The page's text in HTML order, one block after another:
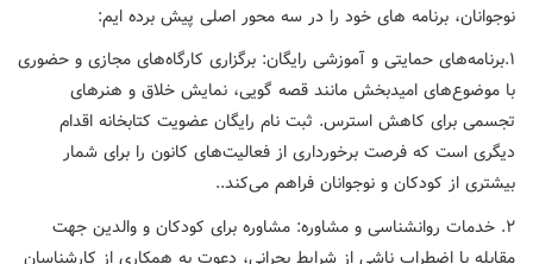
نوجوانان، برنامه های خود را در سه محور اصلی پیش برده ایم:
۱.برنامه‌های حمایتی و آموزشی رایگان: برگزاری کارگاه‌های مجازی و حضوری
با موضوع‌های امیدبخش مانند قصه گویی، نمایش خلاق و هنرهای
تجسمی برای کاهش استرس. ثبت نام رایگان عضویت کتابخانه اقدام
دیگری است که فرصت برخورداری از فعالیت‌های کانون را برای شمار
بیشتری از کودکان و نوجوانان فراهم می‌کند..
۲. خدمات روانشناسی و مشاوره: مشاوره برای کودکان و والدین جهت
مقابله با اضطراب ناشی از شرایط بحرانی، دعوت به همکاری از کارشناسان